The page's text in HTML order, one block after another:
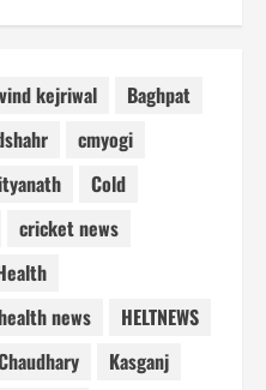
kejriwal
Baghpat
cmyogi
Cold
cricket news
news
HELTNEWS
Kasganj